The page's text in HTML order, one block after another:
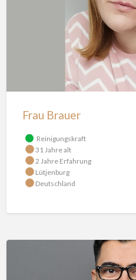
Frau Brauer
Reinigungskraft
31 Jahre alt
2 Jahre Erfahrung
Lütjenburg
Deutschland